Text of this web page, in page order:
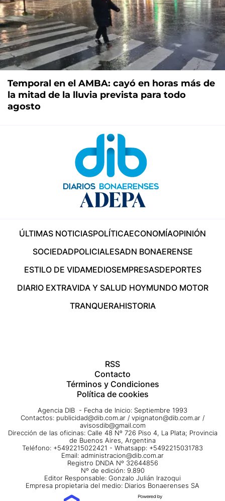
Temporal en el AMBA: cayó en horas más de
la mitad de la lluvia prevista para todo
agosto
ÚLTIMAS NOTICIASPOLÍTICAECONOMÍAOPINIÓN
SOCIEDADPOLICIALESADN BONAERENSE
ESTILO DE VIDAMEDIOSEMPRESASDEPORTES
DIARIO EXTRAVIDA Y SALUD HOYMUNDO MOTOR
TRANQUERAHISTORIA
RSS
Contacto
Términos y Condiciones
Política de cookies
Agencia DIB - Fecha de Inicio: Septiembre 1993
Contactos: publicidad@dib.com.ar / vpignaton@dib.com.ar /
avisosdib@gmail.com
Dirección de las oficinas: Calle 48 Nº 726 Piso 4, La Plata; Provincia
de Buenos Aires, Argentina
Teléfono: +5492215022421 - Whatsapp: +5492215031783
Email: administracion@dib.com.ar
Registro DNDA Nº 32644856
Nº de edición: 9.890
Editor Responsable: Gonzalo Julián Irazoqui
Empresa propietaria del medio: Diarios Bonaerenses SA